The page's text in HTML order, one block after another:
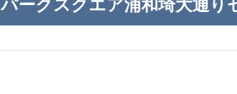
パークスクエア浦和埼大通り